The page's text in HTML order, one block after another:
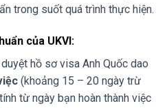
trong suốt quá trình thực hiện.
của UKVI:
hồ sơ visa Anh Quốc dao
(khoảng 15 – 20 ngày trừ
từ ngày bạn hoàn thành việc